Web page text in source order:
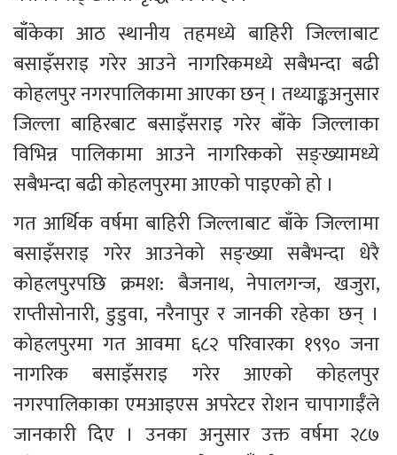
बाँकेका आठ स्थानीय तहमध्ये बाहिरी जिल्लाबाट
बसाइँसराइ गरेर आउने नागरिकमध्ये सबैभन्दा बढी
कोहलपुर नगरपालिकामा आएका छन् । तथ्याङ्कअनुसार
जिल्ला बाहिरबाट बसाइँसराइ गरेर बाँके जिल्लाका
विभिन्न पालिकामा आउने नागरिकको सङ्ख्यामध्ये
सबैभन्दा बढी कोहलपुरमा आएको पाइएको हो ।
गत आर्थिक वर्षमा बाहिरी जिल्लाबाट बाँके जिल्लामा
बसाइँसराइ गरेर आउनेको सङ्ख्या सबैभन्दा धेरै
कोहलपुरपछि क्रमश: बैजनाथ, नेपालगन्ज, खजुरा,
राप्तीसोनारी, डुडुवा, नरैनापुर र जानकी रहेका छन् ।
कोहलपुरमा गत आवमा ६८२ परिवारका १९९० जना
नागरिक बसाइँसराइ गरेर आएको कोहलपुर
नगरपालिकाका एमआइएस अपरेटर रोशन चापागाईँले
जानकारी दिए । उनका अनुसार उक्त वर्षमा २८७